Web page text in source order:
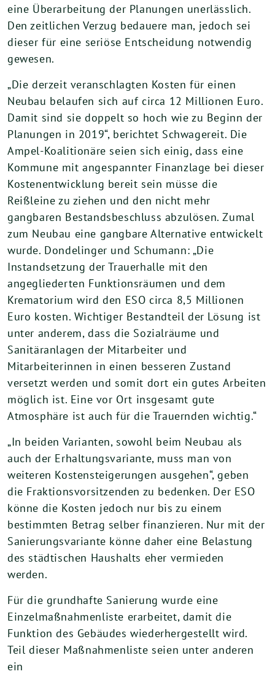
eine Überarbeitung der Planungen unerlässlich.
Den zeitlichen Verzug bedauere man, jedoch sei
dieser für eine seriöse Entscheidung notwendig
gewesen.
„Die derzeit veranschlagten Kosten für einen
Neubau belaufen sich auf circa 12 Millionen Euro.
Damit sind sie doppelt so hoch wie zu Beginn der
Planungen in 2019“, berichtet Schwagereit. Die
Ampel-Koalitionäre seien sich einig, dass eine
Kommune mit angespannter Finanzlage bei dieser
Kostenentwicklung bereit sein müsse die
Reißleine zu ziehen und den nicht mehr
gangbaren Bestandsbeschluss abzulösen. Zumal
zum Neubau eine gangbare Alternative entwickelt
wurde. Dondelinger und Schumann: „Die
Instandsetzung der Trauerhalle mit den
angegliederten Funktionsräumen und dem
Krematorium wird den ESO circa 8,5 Millionen
Euro kosten. Wichtiger Bestandteil der Lösung ist
unter anderem, dass die Sozialräume und
Sanitäranlagen der Mitarbeiter und
Mitarbeiterinnen in einen besseren Zustand
versetzt werden und somit dort ein gutes Arbeiten
möglich ist. Eine vor Ort insgesamt gute
Atmosphäre ist auch für die Trauernden wichtig.“
„In beiden Varianten, sowohl beim Neubau als
auch der Erhaltungsvariante, muss man von
weiteren Kostensteigerungen ausgehen“, geben
die Fraktionsvorsitzenden zu bedenken. Der ESO
könne die Kosten jedoch nur bis zu einem
bestimmten Betrag selber finanzieren. Nur mit der
Sanierungsvariante könne daher eine Belastung
des städtischen Haushalts eher vermieden
werden.
Für die grundhafte Sanierung wurde eine
Einzelmaßnahmenliste erarbeitet, damit die
Funktion des Gebäudes wiederhergestellt wird.
Teil dieser Maßnahmenliste seien unter anderen
ein